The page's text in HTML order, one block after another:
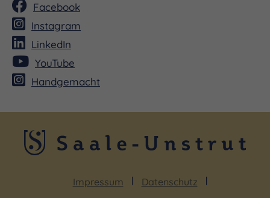
Facebook
Instagram
LinkedIn
YouTube
Handgemacht
Impressum
Datenschutz